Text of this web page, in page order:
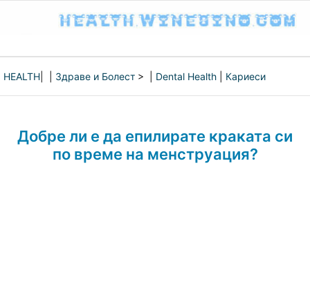
HEALTH Здраве и Болест > | Dental Health Кариеси
Добре ли е да епилирате краката си
по време на менструация?